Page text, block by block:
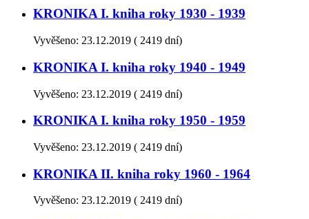
KRONIKA I. kniha roky 1930 - 1939
Vyvěšeno: 23.12.2019 ( 2419 dní)
KRONIKA I. kniha roky 1940 - 1949
Vyvěšeno: 23.12.2019 ( 2419 dní)
KRONIKA I. kniha roky 1950 - 1959
Vyvěšeno: 23.12.2019 ( 2419 dní)
KRONIKA II. kniha roky 1960 - 1964
Vyvěšeno: 23.12.2019 ( 2419 dní)